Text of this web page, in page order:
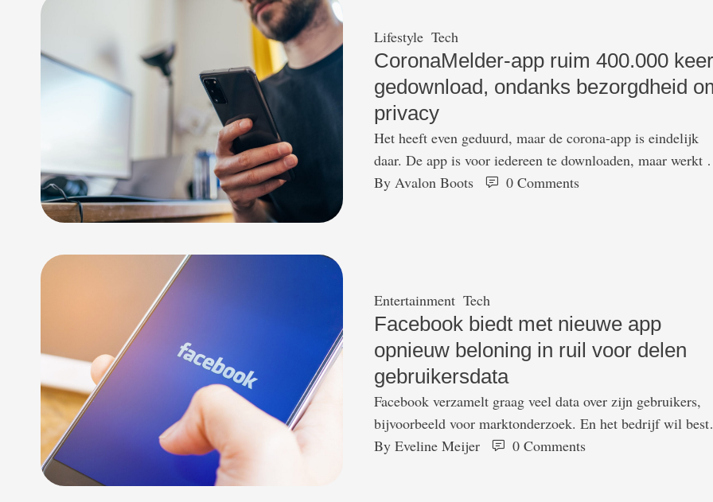
Lifestyle Tech
CoronaMelder-app ruim 400.000 keer
gedownload, ondanks bezorgdheid
privacy
Het heeft even geduurd, maar de corona-app is eindelijk
daar. De app is voor iedereen te downloaden, maar werkt
dit moment alleen nog in de provincies Overijssel, Drente
By Avalon Boots 0 Comments
Entertainment Tech
Facebook biedt met nieuwe app
opnieuw beloning in ruil voor delen
gebruikersdata
Facebook verzamelt graag veel data over zijn gebruikers,
bijvoorbeeld voor marktonderzoek. En het bedrijf wil best
betalen voor die data. Een paar maanden geleden lanceerde
By Eveline Meijer 0 Comments